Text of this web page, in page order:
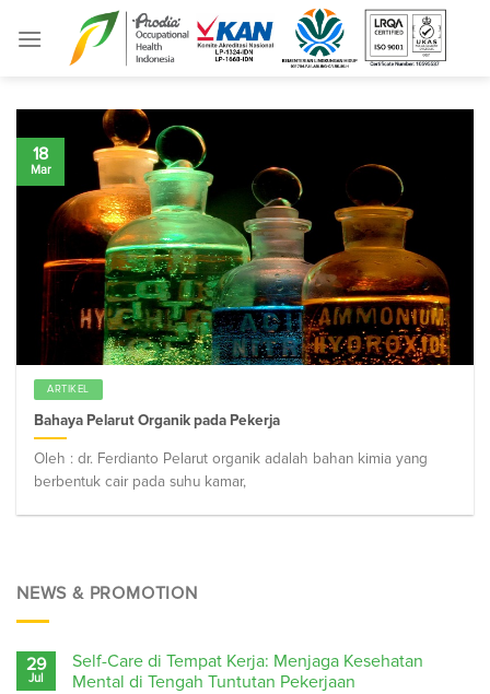
ARTIKEL
Bahaya Pelarut Organik pada Pekerja
Oleh : dr. Ferdianto Pelarut organik adalah bahan kimia yang
berbentuk cair pada suhu kamar,
18
Mar
NEWS & PROMOTION
29
Jul
Self-Care di Tempat Kerja: Menjaga Kesehatan
Mental di Tengah Tuntutan Pekerjaan